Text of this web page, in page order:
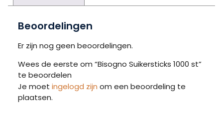
Beoordelingen
Er zijn nog geen beoordelingen.
Wees de eerste om “Bisogno Suikersticks 1000 st”
te beoordelen
Je moet ingelogd zijn om een beoordeling te
plaatsen.